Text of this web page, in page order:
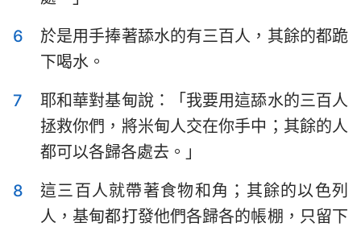
6
於是用手捧著舔水的有三百人，其餘的都跪
下喝水。
7
耶和華對基甸說：「我要用這舔水的三百人
拯救你們，將米甸人交在你手中；其餘的人
都可以各歸各處去。」
8
這三百人就帶著食物和角；其餘的以色列
人，基甸都打發他們各歸各的帳棚，只留下